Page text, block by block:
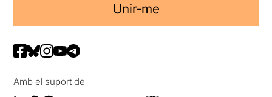
Unir-me
Amb el suport de